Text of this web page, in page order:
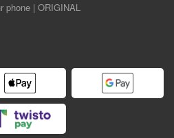
phone | ORIGINAL